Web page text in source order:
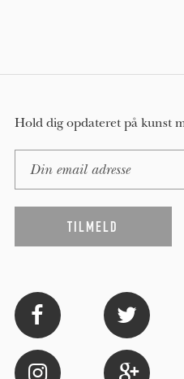
Hold dig opdateret på kunst